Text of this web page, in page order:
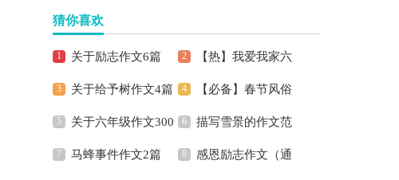
600字合集六篇
猜你喜欢
关于励志作文6篇 【热】我爱我家六
年级作文
关于给予树作文4篇 【必备】春节风俗
作文600字锦集6篇
关于六年级作文300
字合集8篇
描写雪景的作文范
文
马蜂事件作文2篇 感恩励志作文（通